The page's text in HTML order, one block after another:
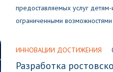
предоставляемых услуг
ограниченными
ИННОВАЦИИ ДОСТИЖЕНИЯ
Разработка